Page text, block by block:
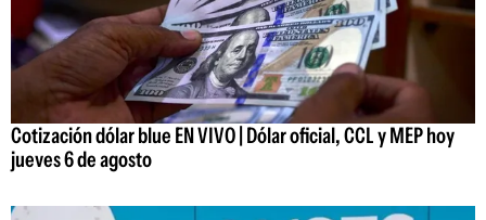
Cotización dólar blue EN VIVO | Dólar oficial, CCL y MEP hoy
jueves 6 de agosto